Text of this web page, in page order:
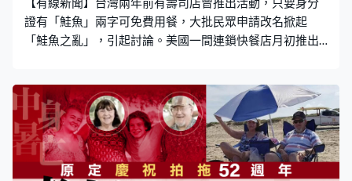
證有「鮭魚」兩字可免費用餐，大批民眾申請改名掀起
「鮭魚之亂」，引起討論。美國一間連鎖快餐店月初推出
宜背後隱藏著「魔鬼細節」。 《紐約郵報》報道，美國連
鎖快餐店Subway上月宣布推出「改名挑戰」，食客將姓名
改為「Subway」，就有機會一世免費享用三文治。食客在
8月1日至4日向店方遞交更改後的名字，被抽中後4個月
內，到政府機構申請改名，其後向店方提交證明，就可以